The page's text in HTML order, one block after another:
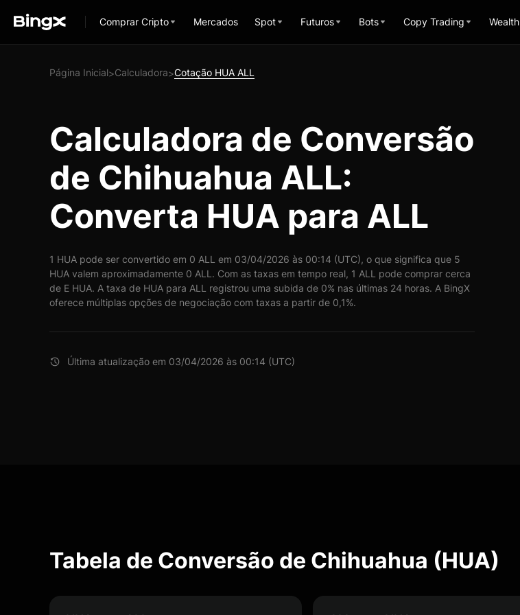
Comprar Cripto Mercados Spot Futuros Bots Copy Trading Wealth
Página Inicial>Calculadora>Cotação HUA ALL
Calculadora de Conversão
de Chihuahua ALL:
Converta HUA para ALL
1 HUA pode ser convertido em 0 ALL em 03/04/2026 às 00:14 (UTC), o que significa que 5
HUA valem aproximadamente 0 ALL. Com as taxas em tempo real, 1 ALL pode comprar cerca
de E HUA. A taxa de HUA para ALL registrou uma subida de 0% nas últimas 24 horas. A BingX
oferece múltiplas opções de negociação com taxas a partir de 0,1%.
Última atualização em 03/04/2026 às 00:14 (UTC)
Tabela de Conversão de Chihuahua (HUA)